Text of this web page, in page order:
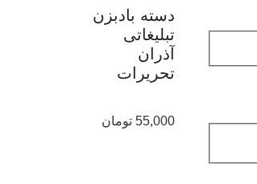
دسته بادبزن
تبلیغاتی
آذران
تحریرات
55,000 تومان